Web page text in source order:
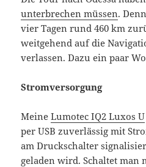
unterbrechen müssen.
vier Tagen rund 460 km
weitgehend auf die
verlassen. Dazu ein paar
Stromversorgung
MeineLumotec IQ2 Luxos U
per USB zuverlässig mit
am Druckschalter
geladen wird. Schaltet man